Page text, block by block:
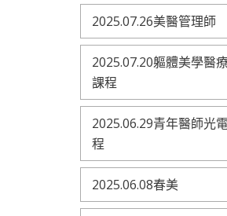
2025.07.26美醫管理師
2025.07.20軀體美學醫
課程
2025.06.29青年醫師光
程
2025.06.08春美